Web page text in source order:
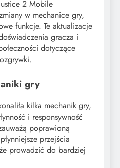
2 Mobile
w mechanice gry,
funkcje. Te aktualizacje
gracza i
dotyczące
gry
kilka mechanik gry,
i responsywność
poprawioną
przejścia
prowadzić do bardziej